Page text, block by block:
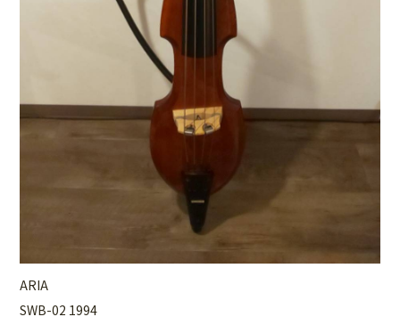
ARIA
SWB-02 1994